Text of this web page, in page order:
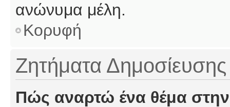
ανώνυμα μέλη.
Κορυφή
Ζητήματα Δημοσίευσης
Πώς αναρτώ ένα θέμα